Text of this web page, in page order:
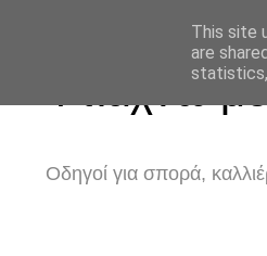
Φτιάχνω
Οδηγοί για σπορά,
This site
are